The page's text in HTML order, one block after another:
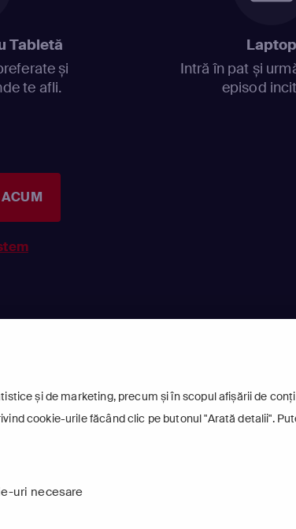
și de marketing, precum și în scopul afișării de
cookie-urile făcând clic pe butonul "Arată detalii".
uri necesare
Tabletă
și
te afli.
Laptop
Intră în pat și
episod
R.C.S. Luxemburg: B 87.905